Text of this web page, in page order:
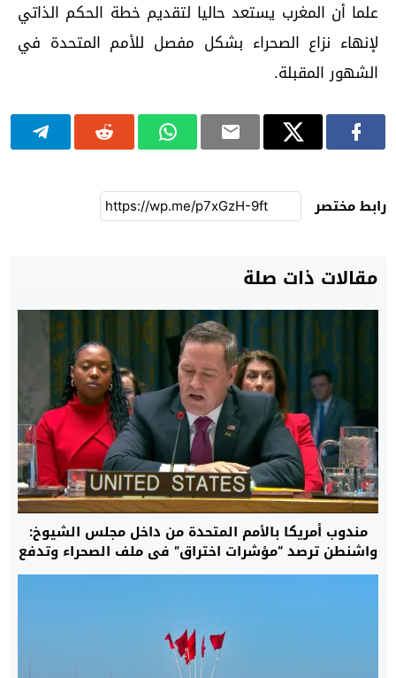
علما أن المغرب يستعد حاليا لتقديم خطة الحكم الذاتي
لإنهاء نزاع الصحراء بشكل مفصل للأمم المتحدة في
الشهور المقبلة.
رابط مختصر
مقالات ذات صلة
مندوب أمريكا بالأمم المتحدة من داخل مجلس الشيوخ:
واشنطن ترصد “مؤشرات اختراق” في ملف الصحراء وتدفع
بالمسار الأممي نحو تسوية واقعية تنهي نزاع الخمسة